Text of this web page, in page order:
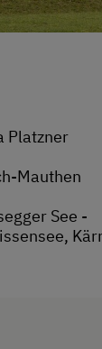
Platzner
Mauthen
See -